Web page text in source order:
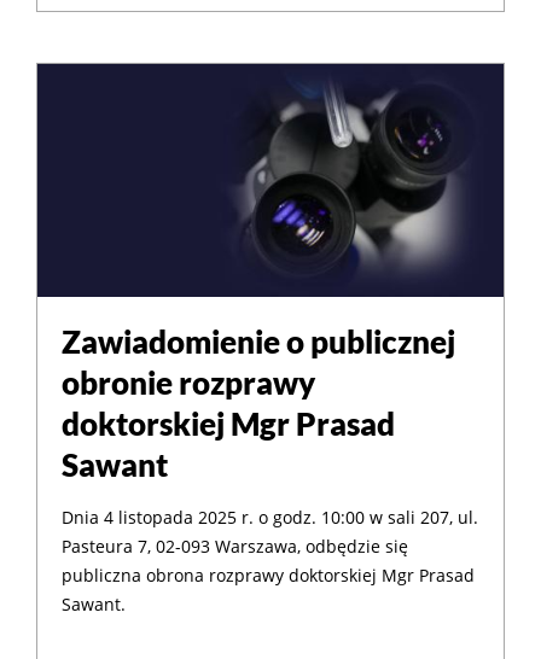
Zawiadomienie o publicznej
obronie rozprawy
doktorskiej Mgr Prasad
Sawant
Dnia 4 listopada 2025 r. o godz. 10:00 w sali 207, ul.
Pasteura 7, 02-093 Warszawa, odbędzie się
publiczna obrona rozprawy doktorskiej Mgr Prasad
Sawant.